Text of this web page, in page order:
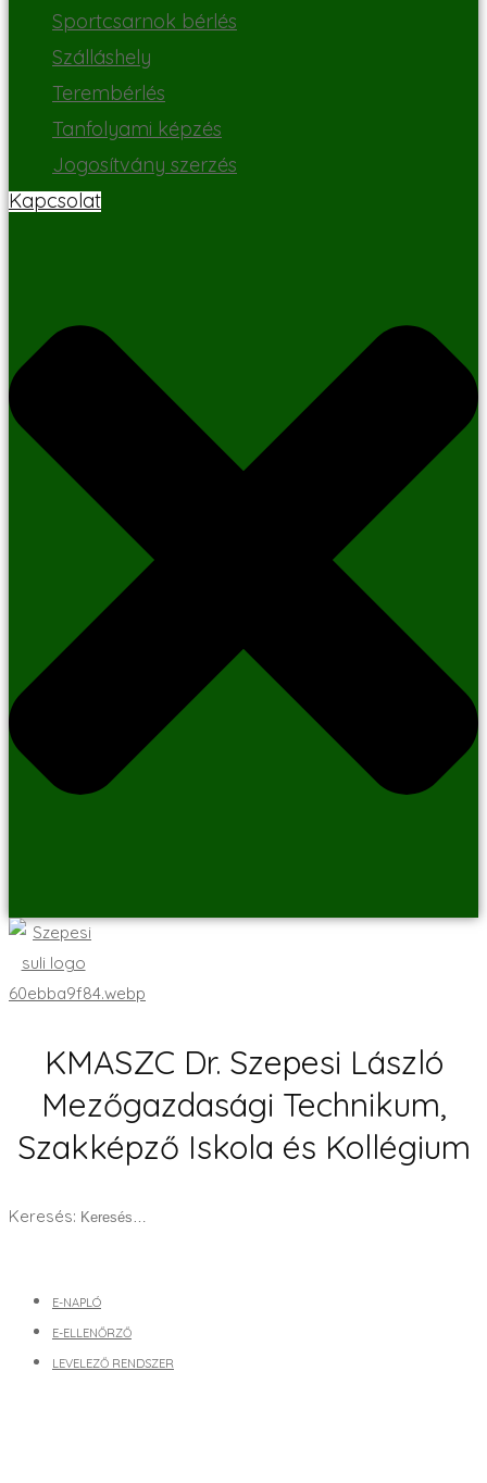
Sportcsarnok bérlés
Szálláshely
Terembérlés
Tanfolyami képzés
Jogosítvány szerzés
Kapcsolat
KMASZC Dr. Szepesi László
Mezőgazdasági Technikum,
Szakképző Iskola és Kollégium
Keresés:
E-NAPLÓ
E-ELLENŐRZŐ
LEVELEZŐ RENDSZER